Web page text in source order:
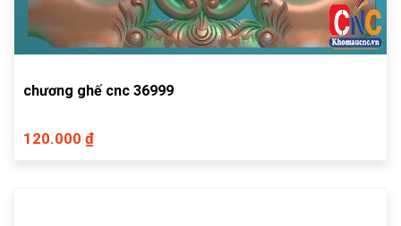
chương ghế cnc 36999
120.000 ₫